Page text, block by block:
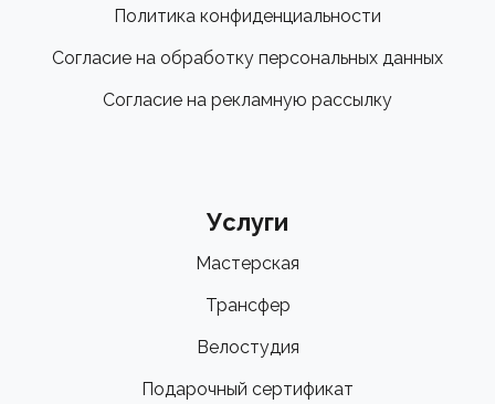
Политика конфиденциальности
Согласие на обработку персональных данных
Согласие на рекламную рассылку
Услуги
Мастерская
Трансфер
Велостудия
Подарочный сертификат